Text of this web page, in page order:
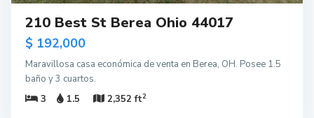
210 Best St Berea Ohio 44017
$ 192,000
Maravillosa casa económica de venta en Berea, OH. Posee 1.5
baño y 3 cuartos.
3
1.5 2,352 ft2